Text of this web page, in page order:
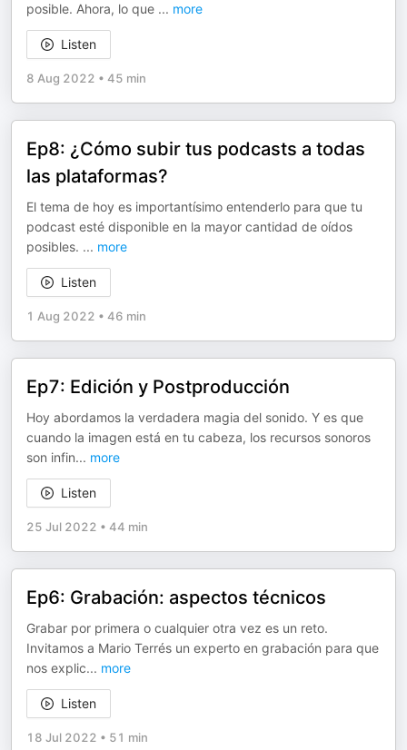
posible. Ahora, lo que ... more
Listen
8 Aug 2022 • 45 min
Ep8: ¿Cómo subir tus podcasts a todas
las plataformas?
El tema de hoy es importantísimo entenderlo para que tu
podcast esté disponible en la mayor cantidad de oídos
posibles. ... more
Listen
1 Aug 2022 • 46 min
Ep7: Edición y Postproducción
Hoy abordamos la verdadera magia del sonido. Y es que
cuando la imagen está en tu cabeza, los recursos sonoros
son infin... more
Listen
25 Jul 2022 • 44 min
Ep6: Grabación: aspectos técnicos
Grabar por primera o cualquier otra vez es un reto.
Invitamos a Mario Terrés un experto en grabación para que
nos explic... more
Listen
18 Jul 2022 • 51 min